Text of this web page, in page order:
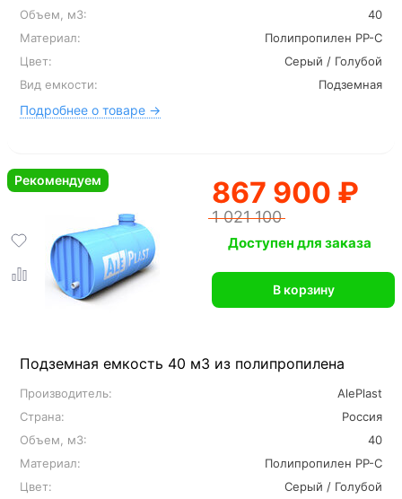
Объем, м3:
40
Материал:
Полипропилен PP-C
Цвет:
Серый / Голубой
Вид емкости:
Подземная
Подробнее о товаре →
Подземная емкость 40 м3 из полипропилена
Производитель:
AlePlast
Страна:
Россия
Объем, м3:
40
Материал:
Полипропилен PP-C
Цвет:
Серый / Голубой
867 900 ₽
1 021 100
Рекомендуем
Доступен для заказа
В корзину